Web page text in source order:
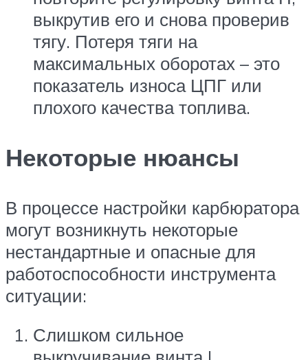
выкрутив его и снова проверив
тягу. Потеря тяги на
максимальных оборотах – это
показатель износа ЦПГ или
плохого качества топлива.
Некоторые нюансы
В процессе настройки карбюратора
могут возникнуть некоторые
нестандартные и опасные для
работоспособности инструмента
ситуации:
Слишком сильное